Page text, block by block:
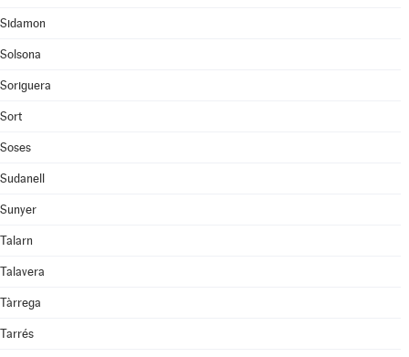
Sidamon
Solsona
Soriguera
Sort
Soses
Sudanell
Sunyer
Talarn
Talavera
Tàrrega
Tarrés